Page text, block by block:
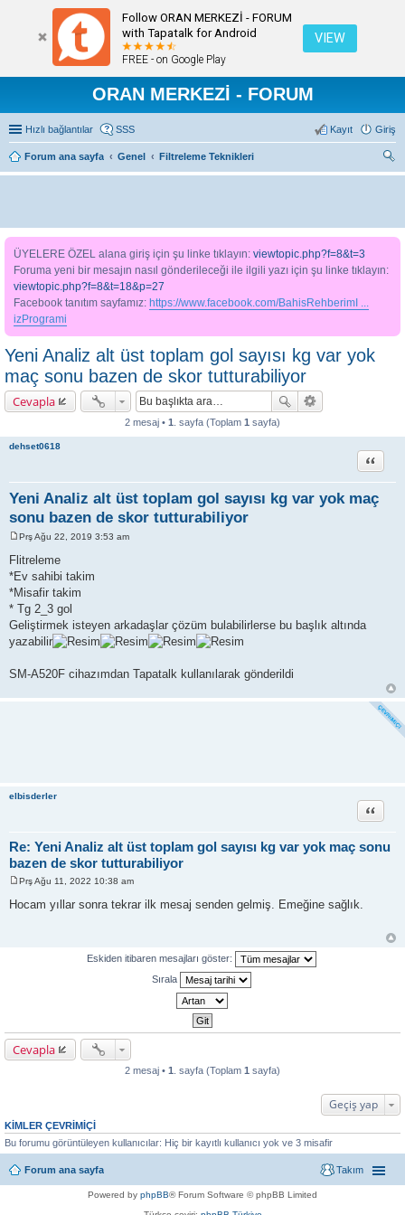
Follow ORAN MERKEZİ - FORUM
with Tapatalk for Android
FREE - on Google Play
VIEW
ORAN MERKEZİ - FORUM
Hızlı bağlantılar SSS Giriş
Kayıt
Forum ana sayfa Genel
Filtreleme Teknikleri
ra
ÜYELERE ÖZEL alana giriş için şu linke tıklayın: viewtopic.php?f=8&t=3
Foruma yeni bir mesajın nasıl gönderileceği ile ilgili yazı için şu linke tıklayın:
viewtopic.php?f=8&t=18&p=27
Facebook tanıtım sayfamız: https://www.facebook.com/BahisRehberimI ...
izProgrami
Yeni Analiz alt üst toplam gol sayısı kg var yok
maç sonu bazen de skor tutturabiliyor
Cevapla
2 mesaj • 1 . sayfa (Toplam 1 sayfa)
dehset0618
Yeni Analiz alt üst toplam gol sayısı kg var yok maç
sonu bazen de skor tutturabiliyor
Alıntı
e
s
a
j
Prş Ağu 22, 2019 3:53 am
Flitreleme
*Ev sahibi takim
*Misafir takim
* Tg 2_3 gol
Geliştirmek isteyen arkadaşlar çözüm bulabilirlerse bu başlık altında
yazabilir
SM-A520F cihazımdan Tapatalk kullanılarak gönderildi
elbisderler
Re: Yeni Analiz alt üst toplam gol sayısı kg var yok maç sonu
bazen de skor tutturabiliyor
Alıntı
s
Prş Ağu 11, 2022 10:38 am
Hocam yıllar sonra tekrar ilk mesaj senden gelmiş. Emeğine sağlık.
Eskiden itibaren mesajları göster:
Sırala
Cevapla
2 mesaj • 1 . sayfa (Toplam 1 sayfa)
Geçiş yap
KIMLER ÇEVRIMIÇI
Bu forumu görüntüleyen kullanıcılar: Hiç bir kayıtlı kullanıcı yok ve 3 misafir
Forum ana sayfa Takım
Powered by phpBB® Forum Software © phpBB Limited